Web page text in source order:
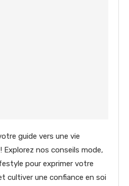
guide vers une vie
Explorez nos conseils mode,
pour exprimer votre
cultiver une confiance en soi